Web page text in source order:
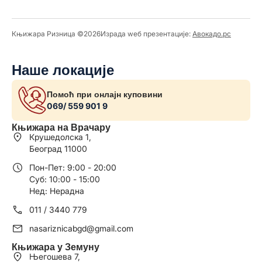
Књижара Ризница ©️2026Израда wеб презентације: Авокадо.рс
Наше локације
Помоћ при онлајн куповини
069/ 559 901 9
Књижара на Врачару
Крушедолска 1,
Београд 11000
Пон-Пет: 9:00 - 20:00
Суб: 10:00 - 15:00
Нед: Нерадна
011 / 3440 779
nasariznicabgd@gmail.com
Књижара у Земуну
Његошева 7,